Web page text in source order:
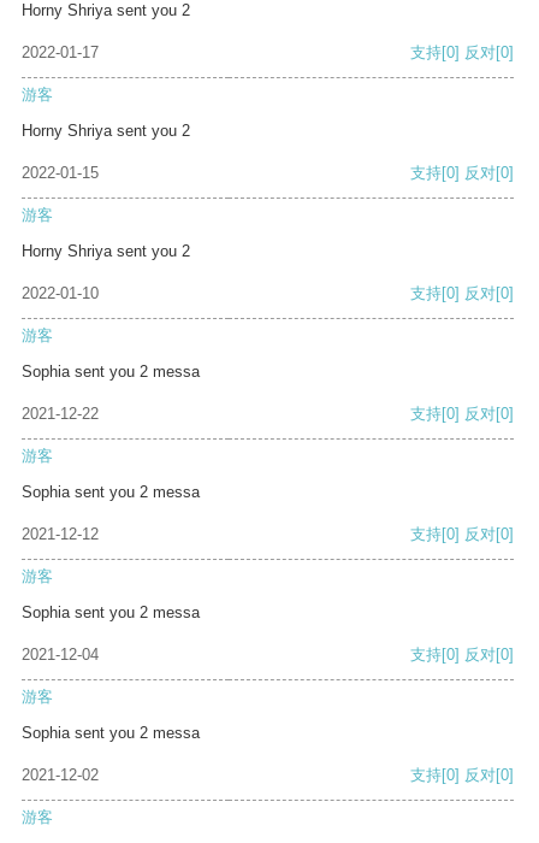
Horny Shriya sent you 2
2022-01-17 支持[0] 反对[0]
游客
Horny Shriya sent you 2
2022-01-15 支持[0] 反对[0]
游客
Horny Shriya sent you 2
2022-01-10 支持[0] 反对[0]
游客
Sophia sent you 2 messa
2021-12-22 支持[0] 反对[0]
游客
Sophia sent you 2 messa
2021-12-12 支持[0] 反对[0]
游客
Sophia sent you 2 messa
2021-12-04 支持[0] 反对[0]
游客
Sophia sent you 2 messa
2021-12-02 支持[0] 反对[0]
游客